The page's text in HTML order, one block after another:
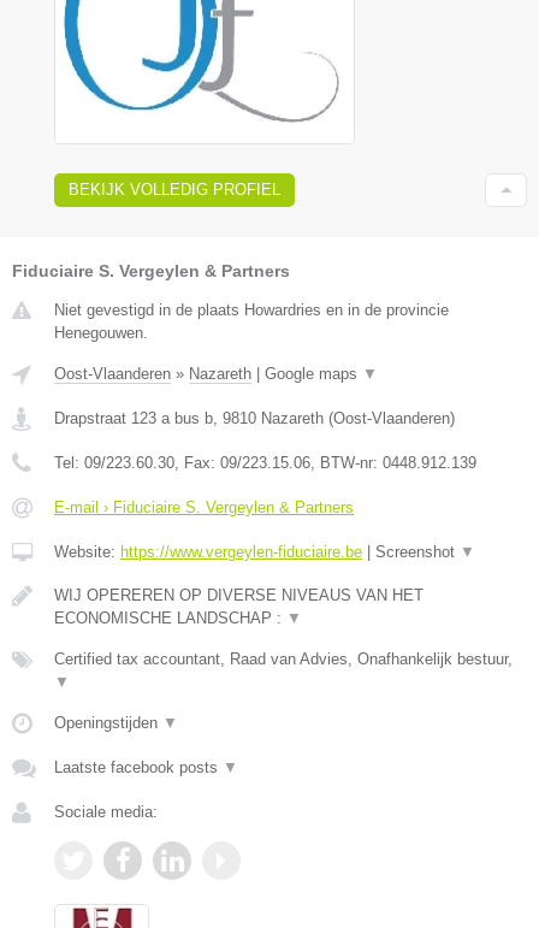
BEKIJK VOLLEDIG PROFIEL
Fiduciaire S. Vergeylen & Partners
Niet gevestigd in de plaats Howardries en in de provincie
Henegouwen.
Oost-Vlaanderen » Nazareth Google maps ▼
Drapstraat 123 a bus b 9810 Nazareth (Oost-Vlaanderen)
Tel: 09/223.60.30 , Fax: 09/223.15.06 , BTW-nr: 0448.912.139
E-mail › Fiduciaire S. Vergeylen & Partners
Website: https://www.vergeylen-fiduciaire.be Screenshot ▼
WIJ OPEREREN OP DIVERSE NIVEAUS VAN HET
ECONOMISCHE LANDSCHAP : ▼
Certified tax accountant, Raad van Advies, Onafhankelijk bestuur,
▼
Openingstijden ▼
Laatste facebook posts ▼
Sociale media: